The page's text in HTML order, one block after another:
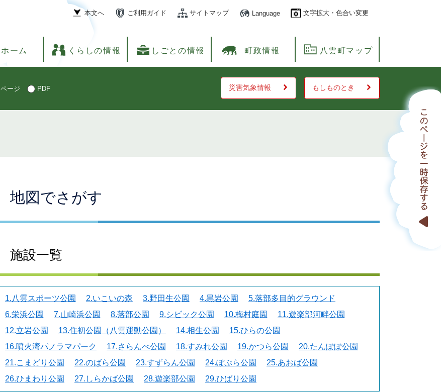
本文へ ご利用ガイド サイトマップ Language 文字拡大・色合い変更
ホーム くらしの情報 しごとの情報 町政情報 八雲町マップ
ページ PDF 災害気象情報 もしものとき
地図でさがす
施設一覧
1.八雲スポーツ公園 2.いこいの森 3.野田生公園 4.黒岩公園
5.落部多目的グラウンド
6.栄浜公園
7.山崎浜公園 8.落部公園 9.シビック公園 10.梅村庭園
11.遊楽部河畔公園
12.立岩公園
13.住初公園（八雲運動公園） 14.相生公園
15.ひらの公園
16.噴火湾パノラマパーク
17.さらんべ公園 18.すみれ公園 19.かつら公園
20.たんぽぽ公園
21.こまどり公園
22.のばら公園 23.すずらん公園 24.ぽぷら公園
25.あおば公園
26.ひまわり公園
27.しらかば公園 28.遊楽部公園 29.ひばり公園